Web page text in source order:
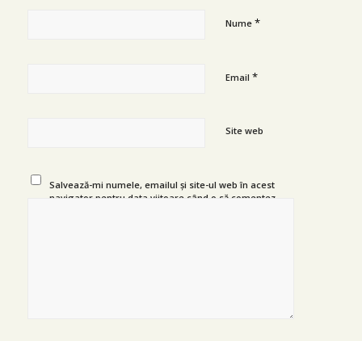
Nume *
Email *
Site web
Salvează-mi numele, emailul și site-ul web în acest
navigator pentru data viitoare când o să comentez.